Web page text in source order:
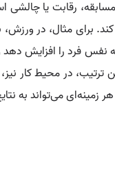
رقابت یا چالشی
برای مثال، در
فرد را افزایش دهد
در محیط کار
زمینه‌ای می‌تواند به